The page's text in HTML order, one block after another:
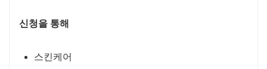
신청을 통해
스킨케어